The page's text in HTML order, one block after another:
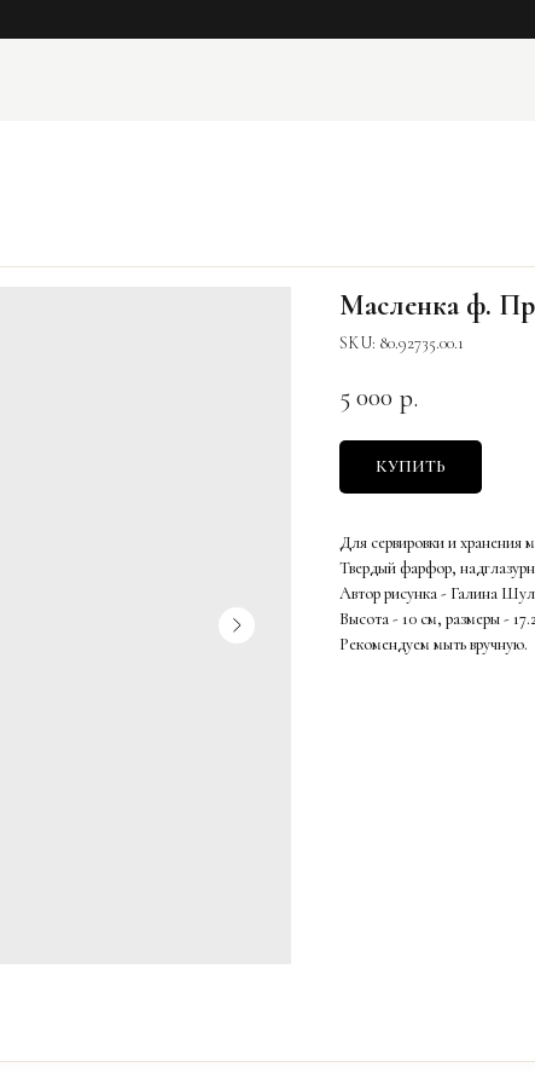
Масленка ф.
SKU: 80.92735.00.1
5 000 р.
КУПИТЬ
Для сервировки и хранения
Твердый фарфор,
Автор рисунка - Галина
Высота - 10 см, размеры -
Рекомендуем мыть вручную.